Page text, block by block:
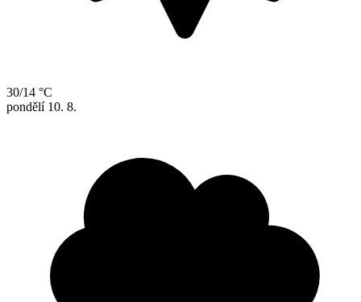
30/14 °C
pondělí 10. 8.